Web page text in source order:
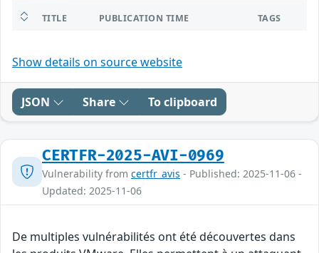
TITLE PUBLICATION TIME TAGS
Show details on source website
JSON Share To clipboard
CERTFR-2025-AVI-0969
Vulnerability from certfr_avis - Published: 2025-11-06 -
Updated: 2025-11-06
De multiples vulnérabilités ont été découvertes dans